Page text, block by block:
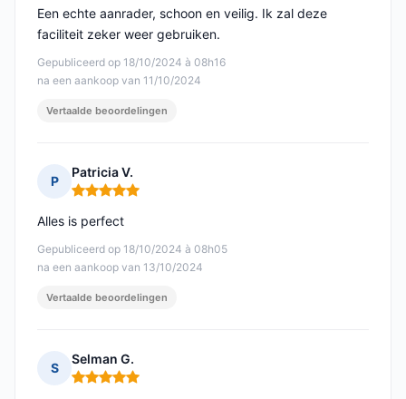
Gepubliceerd op 18/10/2024 à 08h16
na een aankoop van 11/10/2024
Een echte aanrader, schoon en veilig. Ik zal deze
faciliteit zeker weer gebruiken.
Vertaalde beoordelingen
P
Patricia V.
Opmerking: 5 van 5
Gepubliceerd op 18/10/2024 à 08h05
na een aankoop van 13/10/2024
Alles is perfect
Vertaalde beoordelingen
S
Selman G.
Opmerking: 5 van 5